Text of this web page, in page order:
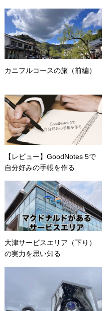
カニフルコースの旅（前編）
【レビュー】GoodNotes 5で
自分好みの手帳を作る
大津サービスエリア（下り）
の実力を思い知る